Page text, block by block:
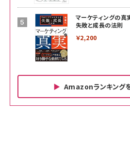
マーケティングの
失敗と成長の法則
￥2,200
Amazonランキング